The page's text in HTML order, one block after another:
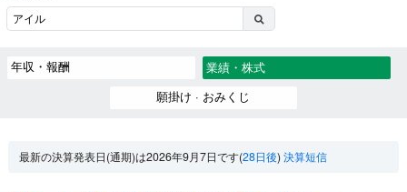
年収・報酬
業績・株式
願掛け · おみくじ
最新の決算発表日(通期)は2026年9月7日です(28日後)決算短信